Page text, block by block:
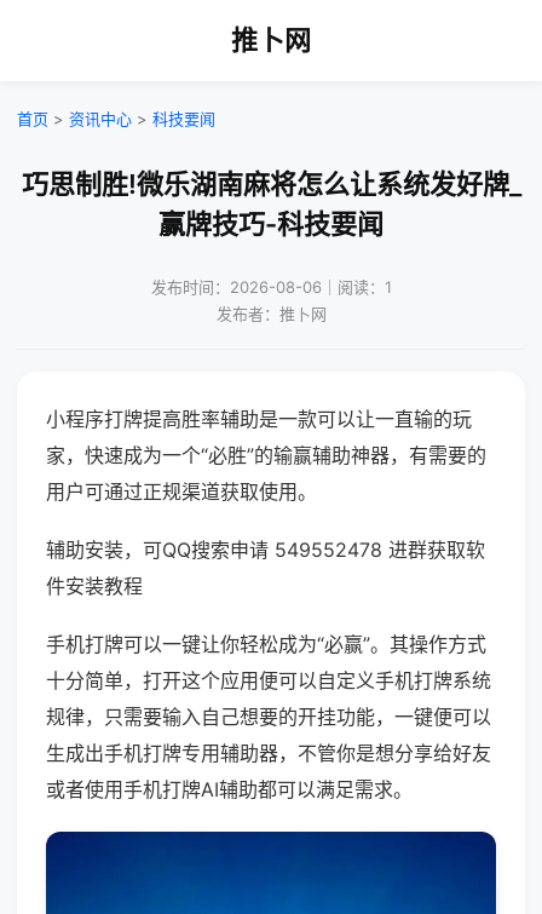
推卜网
首页 > 资讯中心 > 科技要闻
巧思制胜!微乐湖南麻将怎么让系统发好牌_
赢牌技巧-科技要闻
发布时间：2026-08-06｜阅读：1
发布者：推卜网
小程序打牌提高胜率辅助是一款可以让一直输的玩
家，快速成为一个“必胜”的输赢辅助神器，有需要的
用户可通过正规渠道获取使用。
辅助安装，可QQ搜索申请 549552478 进群获取软
件安装教程
手机打牌可以一键让你轻松成为“必赢”。其操作方式
十分简单，打开这个应用便可以自定义手机打牌系统
规律，只需要输入自己想要的开挂功能，一键便可以
生成出手机打牌专用辅助器，不管你是想分享给好友
或者使用手机打牌AI辅助都可以满足需求。